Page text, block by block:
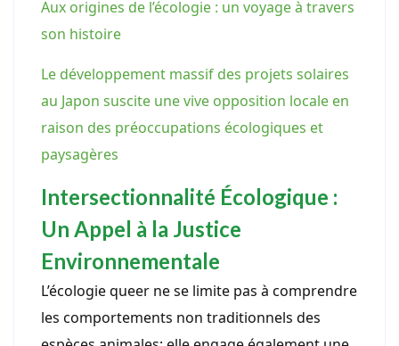
Aux origines de l’écologie : un voyage à travers
son histoire
Le développement massif des projets solaires
au Japon suscite une vive opposition locale en
raison des préoccupations écologiques et
paysagères
Intersectionnalité Écologique :
Un Appel à la Justice
Environnementale
L’écologie queer ne se limite pas à comprendre
les comportements non traditionnels des